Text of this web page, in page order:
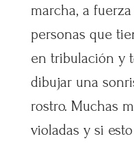
marcha, a
personas que
en tribulación y
dibujar una
rostro. Muchas
violadas y si